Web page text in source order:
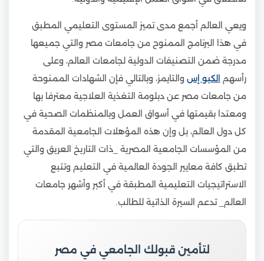
ويعي العالم أجمع مدى تميز المستوى التعليمي المطبق
في هذا البرنامج الممنوح من جامعات مصر والتي جميعها
مدرجة ضمن التصنيفات الدولية لجامعات العالم، وعلى
رأسهم
الكيو إس والتايمز، وبالتالي فإن الشهادات الممنوحة
من جامعات مصر عن دبلومة التغذية العلاجية معترفا بها
ومعتدا بقيمتها في أسواق العمل وبالمنظمات الصحية في
كل دول العالم، بل وإن هذه المؤهلات الجامعية المقدمة
من المؤسسات الجامعية المصرية _ذات التاريخ العريق والتي
تطبق كافة معايير الجودة العالمية في التعليم وتتبع
الاستراتيجيات التعليمية المطبقة في أكبر وأشهر جامعات
العالم_ تدعم السيرة الذاتية للطالب.
لتأمين قبولك الجامعي في مصر